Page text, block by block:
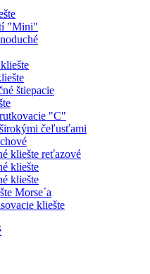
"Mini"
štiepacie
"C"
čeľusťami
kliešte reťazové
kliešte
kliešte
Morse´a
kliešte